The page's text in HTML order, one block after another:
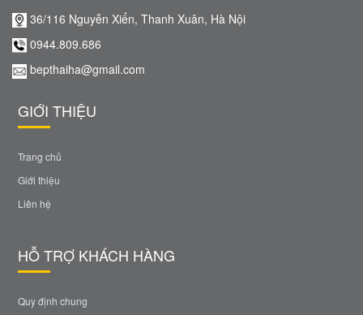
36/116 Nguyễn Xiển, Thanh Xuân, Hà Nội
0944.809.686
bepthaiha@gmail.com
GIỚI THIỆU
Trang chủ
Giới thiệu
Liên hệ
HỖ TRỢ KHÁCH HÀNG
Quy định chung